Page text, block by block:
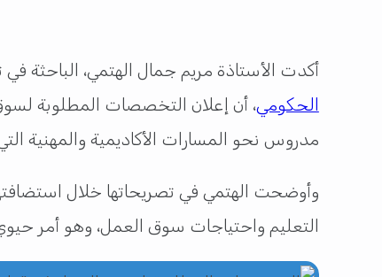
أكدت الأستاذة مريم جمال الهتمي، الباحثة
الحكومي، أن إعلان التخصصات المطلوبة
مدروس نحو المسارات الأكاديمية والمهنية
وأوضحت الهتمي في تصريحاتها خلال
التعليم واحتياجات سوق العمل، وهو أمر حيوي